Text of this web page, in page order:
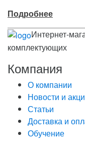
Подробнее
Интернет-
комплектующих
Компания
О компании
Новости и
Статьи
Доставка и
Обучение